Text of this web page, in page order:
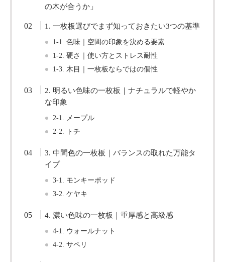
の木が合うか」
1. 一枚板選びでまず知っておきたい3つの基準
1-1. 色味｜空間の印象を決める要素
1-2. 硬さ｜使い方とストレス耐性
1-3. 木目｜一枚板ならではの個性
2. 明るい色味の一枚板｜ナチュラルで軽やか
な印象
2-1. メープル
2-2. トチ
3. 中間色の一枚板｜バランスの取れた万能タ
イプ
3-1. モンキーポッド
3-2. ケヤキ
4. 濃い色味の一枚板｜重厚感と高級感
4-1. ウォールナット
4-2. サペリ